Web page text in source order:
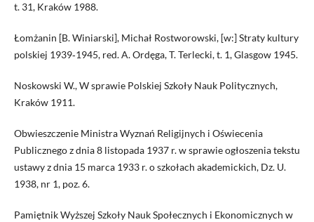
t. 31, Kraków 1988.
Łomżanin [B. Winiarski], Michał Rostworowski, [w:] Straty kultury
polskiej 1939‑1945, red. A. Ordęga, T. Terlecki, t. 1, Glasgow 1945.
Noskowski W., W sprawie Polskiej Szkoły Nauk Politycznych,
Kraków 1911.
Obwieszczenie Ministra Wyznań Religijnych i Oświecenia
Publicznego z dnia 8 listopada 1937 r. w sprawie ogłoszenia tekstu
ustawy z dnia 15 marca 1933 r. o szkołach akademickich, Dz. U.
1938, nr 1, poz. 6.
Pamiętnik Wyższej Szkoły Nauk Społecznych i Ekonomicznych w